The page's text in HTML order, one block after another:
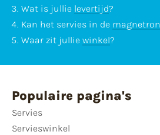
Wat is jullie levertijd?
Kan het servies in de magnetron
Waar zit jullie winkel?
Populaire pagina's
Servies
Servieswinkel